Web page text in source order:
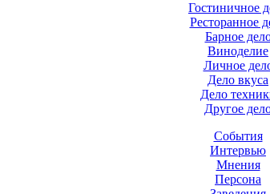
Гостиничное
Ресторанное
Барное
Виноделие
Личное
Дело вкуса
Дело
Другое
События
Интервью
Мнения
Персона